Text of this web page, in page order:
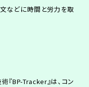
などに時間と労力を取
『BP-Tracker』は、コン